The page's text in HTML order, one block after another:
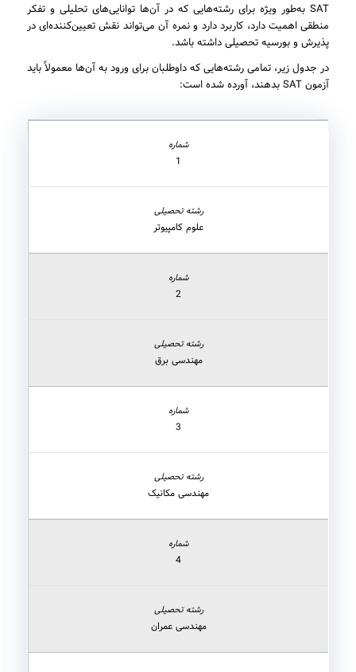
SAT به‌طور ویژه برای رشته‌هایی که در آن‌ها توانایی‌های تحلیلی و تفکر
منطقی اهمیت دارد، کاربرد دارد و نمره آن می‌تواند نقش تعیین‌کننده‌ای در
پذیرش و بورسیه تحصیلی داشته باشد.
در جدول زیر، تمامی رشته‌هایی که داوطلبان برای ورود به آن‌ها معمولاً باید
آزمون SAT بدهند، آورده شده است:
1
علوم کامپیوتر
2
مهندسی برق
3
مهندسی مکانیک
4
مهندسی عمران